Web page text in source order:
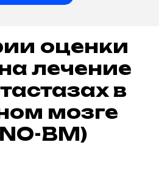
оценки
лечение
в
мозге
BM)